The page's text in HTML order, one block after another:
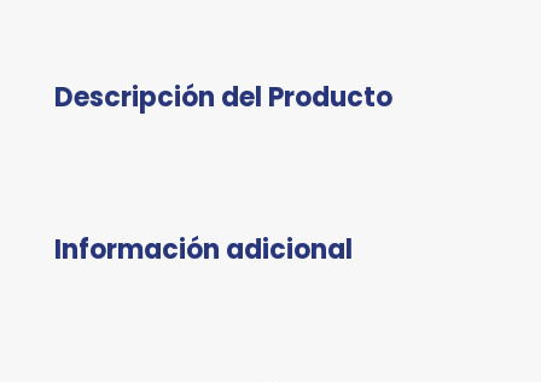
Descripción del Producto
Información adicional